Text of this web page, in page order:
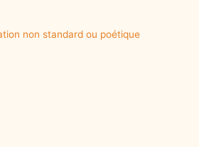
non standard ou poétique